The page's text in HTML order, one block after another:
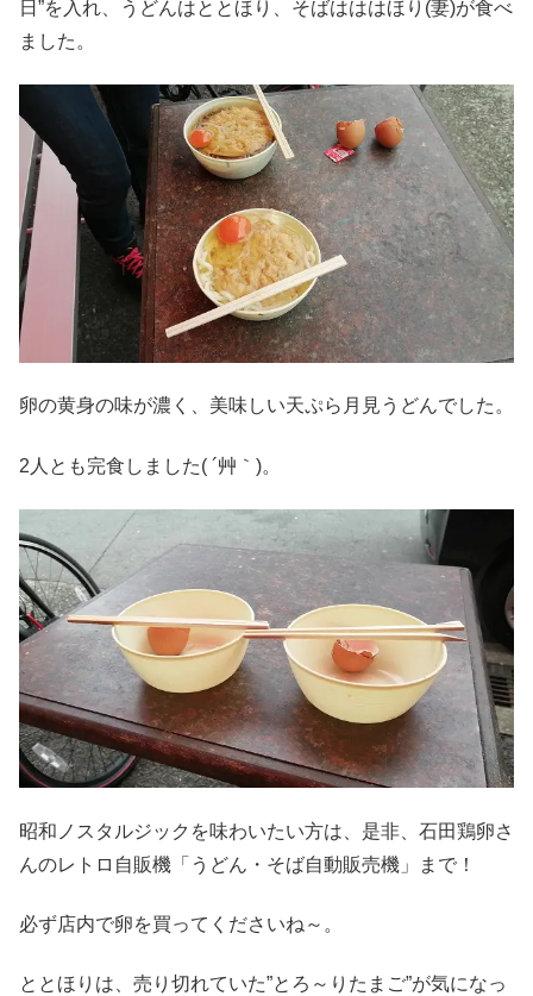
日”を入れ、うどんはととほり、そばはははほり(妻)が食べ
ました。
卵の黄身の味が濃く、美味しい天ぷら月見うどんでした。
2人とも完食しました( ´艸｀)。
昭和ノスタルジックを味わいたい方は、是非、石田鶏卵さ
んのレトロ自販機「うどん・そば自動販売機」まで！
必ず店内で卵を買ってくださいね～。
ととほりは、売り切れていた”とろ～りたまご”が気になっ